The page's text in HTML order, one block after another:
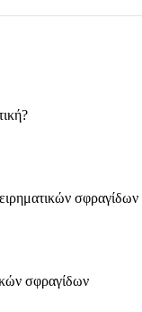
σφραγίδων
σφραγίδων